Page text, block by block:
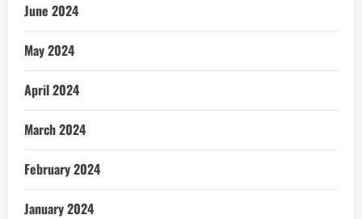
June 2024
May 2024
April 2024
March 2024
February 2024
January 2024